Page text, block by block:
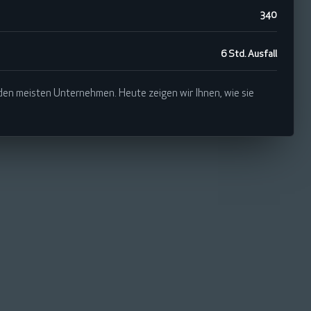
340
6 Std. Ausfall
meisten Unternehmen. Heute zeigen wir Ihnen, wie sie